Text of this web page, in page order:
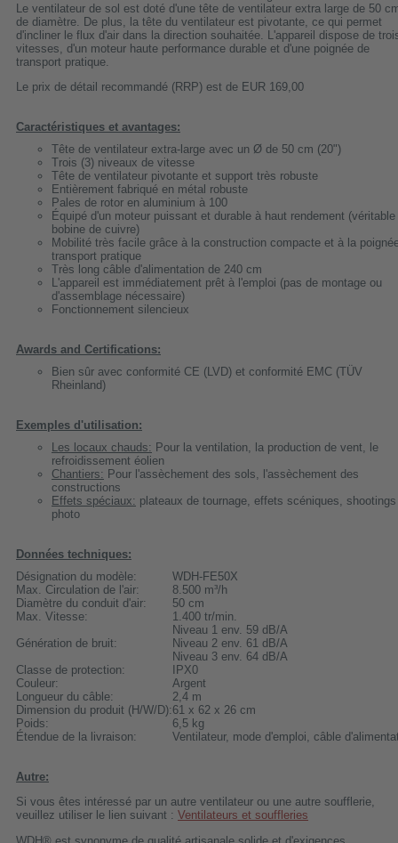
Le ventilateur de sol est doté d'une tête de ventilateur extra large de 50
de diamètre. De plus, la tête du ventilateur est pivotante, ce qui permet
d'incliner le flux d'air dans la direction souhaitée. L'appareil dispose de
vitesses, d'un moteur haute performance durable et d'une poignée de
transport pratique.
Le prix de détail recommandé (RRP) est de EUR 169,00
Caractéristiques et avantages:
Tête de ventilateur extra-large avec un Ø de 50 cm (20")
Trois (3) niveaux de vitesse
Tête de ventilateur pivotante et support très robuste
Entièrement fabriqué en métal robuste
Pales de rotor en aluminium à 100
Équipé d'un moteur puissant et durable à haut rendement (véritable
bobine de cuivre)
Mobilité très facile grâce à la construction compacte et à la
transport pratique
Très long câble d'alimentation de 240 cm
L'appareil est immédiatement prêt à l'emploi (pas de montage ou
d'assemblage nécessaire)
Fonctionnement silencieux
Awards and Certifications:
Bien sûr avec conformité CE (LVD) et conformité EMC (TÜV
Rheinland)
Exemples d'utilisation:
Les locaux chauds: Pour la ventilation, la production de vent, le
refroidissement éolien
Chantiers: Pour l'assèchement des sols, l'assèchement des
constructions
Effets spéciaux: plateaux de tournage, effets scéniques, shootings
photo
Données techniques:
Désignation du modèle:
WDH-FE50X
Max. Circulation de l'air:
8.500 m³/h
Diamètre du conduit d'air:
50 cm
Max. Vitesse:
1.400 tr/min.
Génération de bruit:
Niveau 1 env. 59 dB/A
Niveau 2 env. 61 dB/A
Niveau 3 env. 64 dB/A
Classe de protection:
IPX0
Couleur:
Argent
Longueur du câble:
2,4 m
Dimension du produit (H/W/D):61 x 62 x 26 cm
Poids:
6,5 kg
Étendue de la livraison:
Ventilateur, mode d'emploi, câble
Autre:
Si vous êtes intéressé par un autre ventilateur ou une autre soufflerie,
veuillez utiliser le lien suivant : Ventilateurs et souffleries